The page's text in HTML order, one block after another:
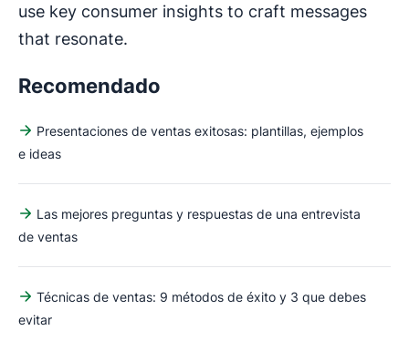
use key consumer insights to craft messages
that resonate.
Recomendado
Presentaciones de ventas exitosas: plantillas, ejemplos
e ideas
Las mejores preguntas y respuestas de una entrevista
de ventas
Técnicas de ventas: 9 métodos de éxito y 3 que debes
evitar